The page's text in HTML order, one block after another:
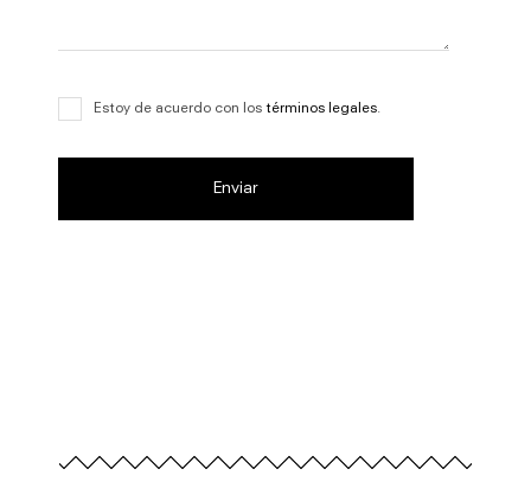
Estoy de acuerdo con los términos legales.